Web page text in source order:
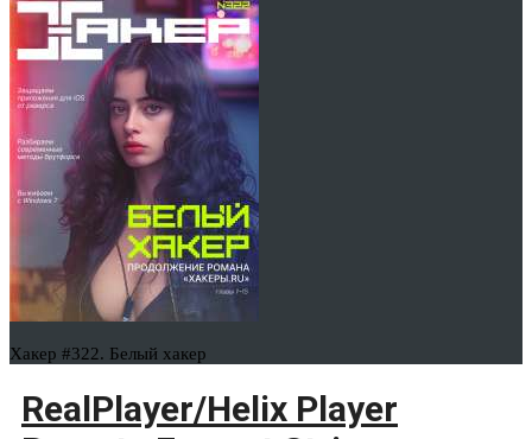
Хакер #322. Белый хакер
RealPlayer/Helix Player